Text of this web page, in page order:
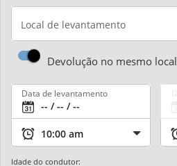
Local de levantamento
Devolução no mesmo local
Data de levantamento
Idade do condutor: